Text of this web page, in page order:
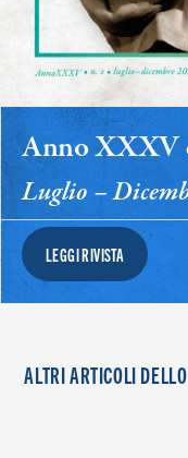
Anno XXXV
Luglio –
LEGGI RIVISTA
ALTRI ARTICOLI